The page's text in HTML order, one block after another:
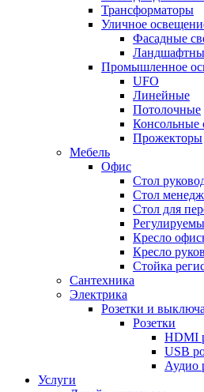
Трансформаторы
Уличное
Фасадные
Промышленное
UFO
Линейные
Потолочные
Консольные
Прожекторы
Мебель
Офис
Стол
Стол
Стол для
Кресло
Кресло
Стойка
Сантехника
Электрика
Розетки и
Розетки
HDMI
USB
Аудио
Услуги